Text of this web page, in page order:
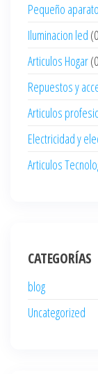
Pequeño aparato
Iluminacion led
Articulos Hogar
Repuestos y
Articulos
Electricidad y
Articulos
CATEGORÍAS
blog
Uncategorized